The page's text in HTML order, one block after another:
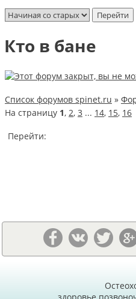
Кто в бане
Список форумов spinet.ru »
На страницу 1, 2, 3 ... 14, 15, 16
Перейти:
здоровье